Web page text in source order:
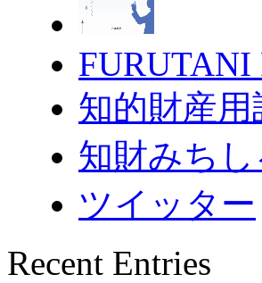
FURUTANI
知的財産用
知財みち
ツイッター
Recent Entries